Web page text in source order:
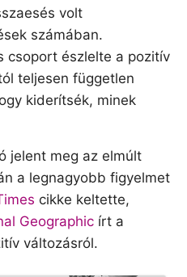
volt
számában.
csoport észlelte a pozitív
teljesen független
kiderítsék, minek
jelent meg az elmúlt
a legnagyobb figyelmet
cikke keltette,
Geographic írt a
változásról.